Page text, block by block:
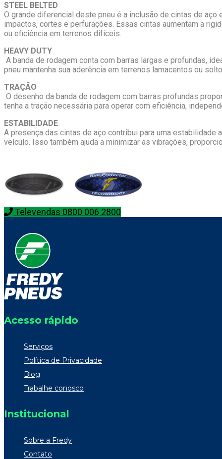
STEEL BELTED
O grande diferencial deste pneu é a inclusão de cintas de
impactos, cortes e perfurações. Essas cintas aumentam a
ou eficiência em terrenos difíceis.
HEAVY DUTY
A banda de rodagem conta com barras largas e profundas,
pneu mantenha sua aderência em terrenos lamacentos ou
TRAÇÃO
O desenho da banda de rodagem com barras profundas
tenha a tração necessária para operar com eficiência,
ESTABILIDADE
A presença das cintas de aço contribui para uma
veículo. Isso também ajuda a minimizar as vibrações,
Televendas 0800 006 2800
Acesso rápido
Serviços
Política de Privacidade
Blog
Trabalhe conosco
Institucional
Sobre a Fredy
Contato